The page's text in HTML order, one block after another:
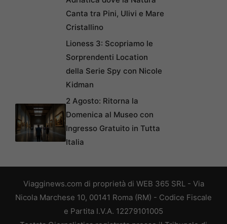
Canta tra Pini, Ulivi e Mare
Cristallino
Lioness 3: Scopriamo le
Sorprendenti Location
della Serie Spy con Nicole
Kidman
2 Agosto: Ritorna la
Domenica al Museo con
Ingresso Gratuito in Tutta
Italia
Viagginews.com di proprietà di WEB 365 SRL - Via
Nicola Marchese 10, 00141 Roma (RM) - Codice Fiscale
e Partita I.V.A. 12279101005